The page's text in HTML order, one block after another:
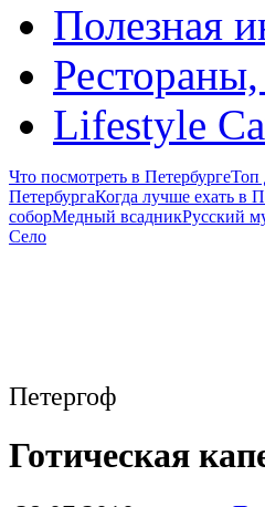
Полезная
Lifestyle
Что посмотреть в ПетербургеТоп
ПетербургаКогда лучше ехать в
соборМедный всадникРусский
Село
Петергоф
Готическая